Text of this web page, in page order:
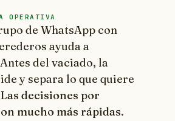
OPERATIVA
de WhatsApp con
ayuda a
del vaciado, la
y separa lo que quiere
Las decisiones por
mucho más rápidas.